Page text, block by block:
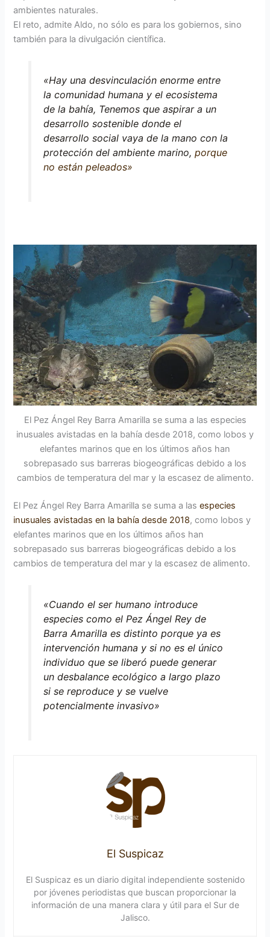
ambientes naturales.
El reto, admite Aldo, no sólo es para los gobiernos, sino
también para la divulgación científica.
«Hay una desvinculación enorme entre
la comunidad humana y el ecosistema
de la bahía, Tenemos que aspirar a un
desarrollo sostenible donde el
desarrollo social vaya de la mano con la
protección del ambiente marino, porque
no están peleados»
El Pez Ángel Rey Barra Amarilla se suma a las especies
inusuales avistadas en la bahía desde 2018, como lobos y
elefantes marinos que en los últimos años han
sobrepasado sus barreras biogeográficas debido a los
cambios de temperatura del mar y la escasez de alimento.
El Pez Ángel Rey Barra Amarilla se suma a las especies
inusuales avistadas en la bahía desde 2018, como lobos y
elefantes marinos que en los últimos años han
sobrepasado sus barreras biogeográficas debido a los
cambios de temperatura del mar y la escasez de alimento.
«Cuando el ser humano introduce
especies como el Pez Ángel Rey de
Barra Amarilla es distinto porque ya es
intervención humana y si no es el único
individuo que se liberó puede generar
un desbalance ecológico a largo plazo
si se reproduce y se vuelve
potencialmente invasivo»
El Suspicaz
El Suspicaz es un diario digital independiente sostenido
por jóvenes periodistas que buscan proporcionar la
información de una manera clara y útil para el Sur de
Jalisco.